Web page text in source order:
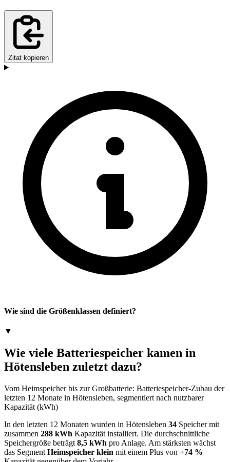
Zitat kopieren
Wie sind die Größenklassen definiert?
▼
Wie viele Batteriespeicher kamen in
Hötensleben zuletzt dazu?
Vom Heimspeicher bis zur Großbatterie: Batteriespeicher-Zubau der
letzten 12 Monate in Hötensleben, segmentiert nach nutzbarer
Kapazität (kWh)
In den letzten 12 Monaten wurden in Hötensleben 34 Speicher mit
zusammen 288 kWh Kapazität installiert. Die durchschnittliche
Speichergröße beträgt 8,5 kWh pro Anlage. Am stärksten wächst
das Segment Heimspeicher klein mit einem Plus von +74 %